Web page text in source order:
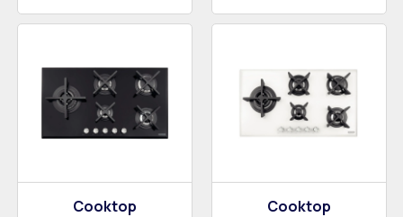
Cooktop
Cooktop